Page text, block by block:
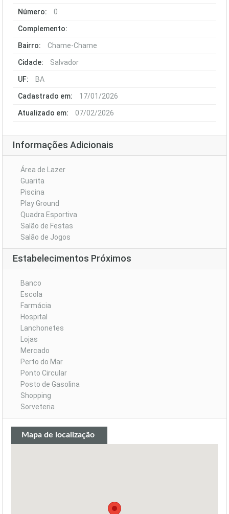
Número: 0
Complemento:
Bairro: Chame-Chame
Cidade: Salvador
UF: BA
Cadastrado em: 17/01/2026
Atualizado em: 07/02/2026
Informações Adicionais
Área de Lazer
Guarita
Piscina
Play Ground
Quadra Esportiva
Salão de Festas
Salão de Jogos
Estabelecimentos Próximos
Banco
Escola
Farmácia
Hospital
Lanchonetes
Lojas
Mercado
Perto do Mar
Ponto Circular
Posto de Gasolina
Shopping
Sorveteria
Mapa de localização